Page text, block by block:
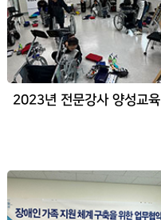
2023년 전문강사 양성교육